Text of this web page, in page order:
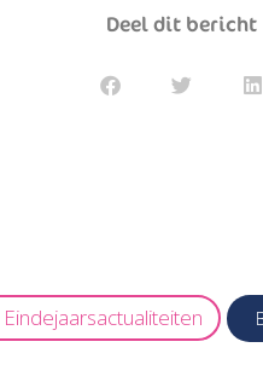
Deel dit bericht
Eindejaarsactualiteiten